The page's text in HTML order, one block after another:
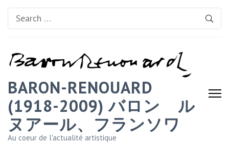
Search
for:
BARON-RENOUARD
(1918-2009) バロン゠ル
ヌアール、フランソワ
Au coeur de l'actualité artistique